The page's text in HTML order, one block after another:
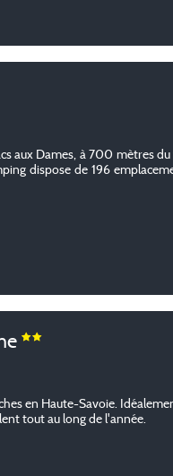
aux Dames, à 700 mètres du
dispose de 196
en Haute-Savoie.
tout au long de l'année.